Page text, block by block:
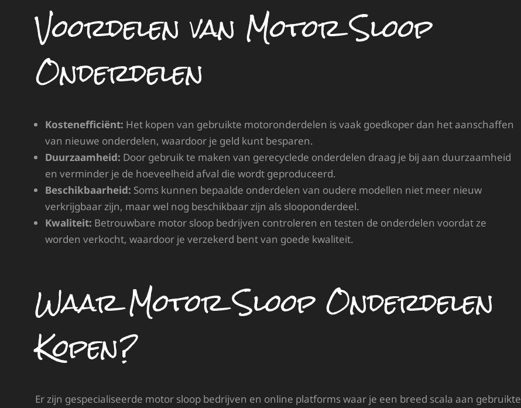
Voordelen van Motor Sloop
Onderdelen
Kostenefficiënt: Het kopen van gebruikte motoronderdelen is vaak goedkoper dan het aanschaffen
van nieuwe onderdelen, waardoor je geld kunt besparen.
Duurzaamheid: Door gebruik te maken van gerecyclede onderdelen draag je bij aan duurzaamheid
en verminder je de hoeveelheid afval die wordt geproduceerd.
Beschikbaarheid: Soms kunnen bepaalde onderdelen van oudere modellen niet meer nieuw
verkrijgbaar zijn, maar wel nog beschikbaar zijn als slooponderdeel.
Kwaliteit: Betrouwbare motor sloop bedrijven controleren en testen de onderdelen voordat ze
worden verkocht, waardoor je verzekerd bent van goede kwaliteit.
Waar Motor Sloop Onderdelen
Kopen?
Er zijn gespecialiseerde motor sloop bedrijven en online platforms waar je een breed scala aan gebruikte